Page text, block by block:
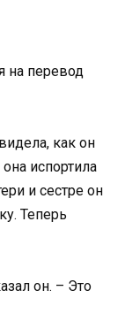
на перевод
как он
она испортила
и сестре он
Теперь
он. – Это